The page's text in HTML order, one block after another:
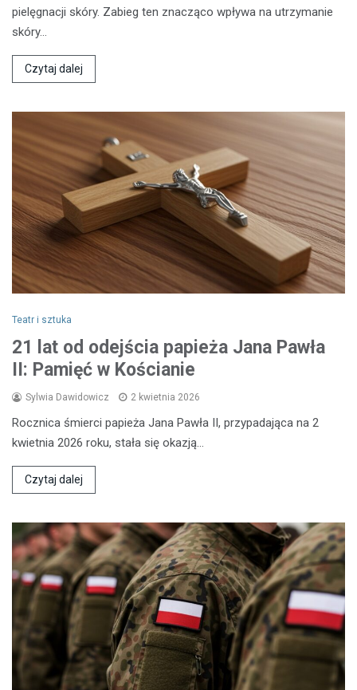
pielęgnacji skóry. Zabieg ten znacząco wpływa na utrzymanie
skóry…
Czytaj dalej
Teatr i sztuka
21 lat od odejścia papieża Jana Pawła
II: Pamięć w Kościanie
Sylwia Dawidowicz 2 kwietnia 2026
Rocznica śmierci papieża Jana Pawła II, przypadająca na 2
kwietnia 2026 roku, stała się okazją…
Czytaj dalej